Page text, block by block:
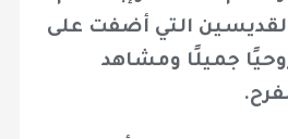
التي أضفت على
جميلًا ومشاهد